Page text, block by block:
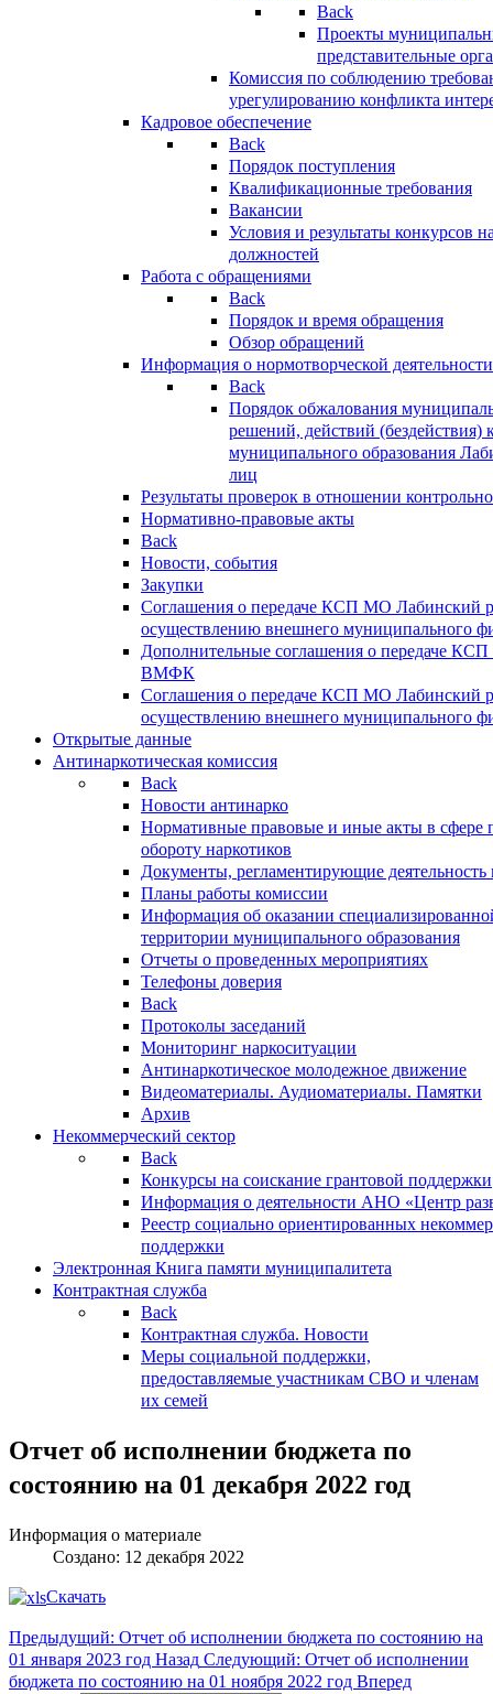
Back
Проекты
представительные
Комиссия по соблюдению
урегулированию конфликта
Кадровое обеспечение
Back
Порядок поступления
Квалификационные требования
Вакансии
Условия и результаты конкурсов
должностей
Работа с обращениями
Back
Порядок и время обращения
Обзор обращений
Информация о нормотворческой деятельности
Back
Порядок обжалования
решений, действий (бездействия)
муниципального образования
лиц
Результаты проверок в отношении
Нормативно-правовые акты
Back
Новости, события
Закупки
Соглашения о передаче КСП МО Лабинский
осуществлению внешнего муниципального
Дополнительные соглашения о передаче
ВМФК
Соглашения о передаче КСП МО Лабинский
осуществлению внешнего муниципального
Открытые данные
Антинаркотическая комиссия
Back
Новости антинарко
Нормативные правовые и иные акты в сфере
обороту наркотиков
Документы, регламентирующие деятельность
Планы работы комиссии
Информация об оказании
территории муниципального образования
Отчеты о проведенных мероприятиях
Телефоны доверия
Back
Протоколы заседаний
Мониторинг наркоситуации
Антинаркотическое молодежное движение
Видеоматериалы. Аудиоматериалы. Памятки
Архив
Некоммерческий сектор
Back
Конкурсы на соискание грантовой поддержки
Информация о деятельности АНО «Центр
Реестр социально ориентированных
поддержки
Электронная Книга памяти муниципалитета
Контрактная служба
Back
Контрактная служба. Новости
Меры социальной поддержки,
предоставляемые участникам СВО и членам
их семей
Отчет об исполнении бюджета по
состоянию на 01 декабря 2022 год
Информация о материале
Создано: 12 декабря 2022
Скачать
Предыдущий: Отчет об исполнении бюджета по состоянию на
01 января 2023 год Назад Следующий: Отчет об исполнении
бюджета по состоянию на 01 ноября 2022 год Вперед